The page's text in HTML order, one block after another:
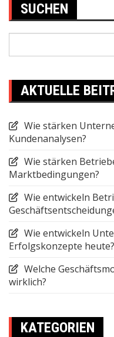
SUCHEN
for:
AKTUELLE
Wie stärken
Kundenanalysen?
Wie stärken
Marktbedingungen?
Wie entwickeln
Wie entwickeln
Erfolgskonzepte heute?
Welche
wirklich?
KATEGORIEN